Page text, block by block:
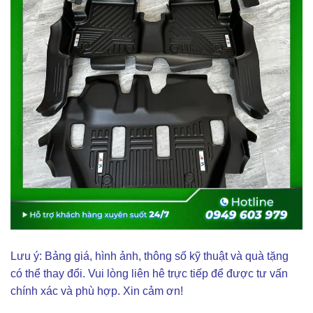
Lưu ý: Bảng giá, hình ảnh, thông số kỹ thuật và quà tặng
có thể thay đổi. Vui lòng liên hê trực tiếp để được tư vấn
chính xác và phù hợp. Xin cảm ơn!